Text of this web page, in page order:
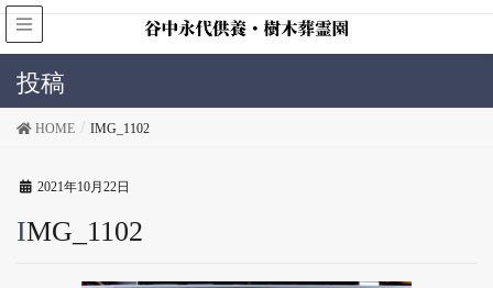
投稿
HOME IMG_1102
2021年10月22日
IMG_1102